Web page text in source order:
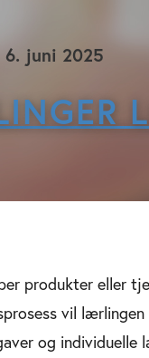
6. juni 2025
produkter eller
vil
og individuelle